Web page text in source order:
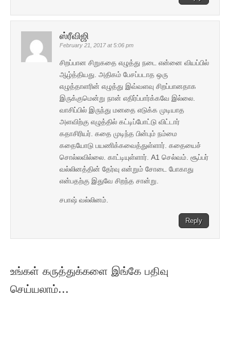
ஸ்ரீவிஜி
February 21, 2017 at 5:06 pm
சிறப்பான சிறுகதை எழுத்து நடை என்னை வியப்பில்
ஆழ்த்தியது. அதிகம் பேசப்படாத ஒரு
எழுத்தாளரின் எழுத்து இவ்வளவு சிறப்பானதாக
இருக்குமென்று நான் எதிர்ப்பார்க்கவே இல்லை.
வாசிப்பில் இருந்து மனதை எடுக்க முடியாத
அளவிற்கு எழுத்தில் கட்டிப்போட்டு விட்டார்
கதாசிரியர். கதை முடிந்த பின்பும் நம்மை
கதையோடு பயணிக்கவைத்துள்ளார். கதையைச்
சொல்லவில்லை. காட்டியுள்ளார். A1 செல்வம். சூப்பர்
வல்லினத்தின் தேர்வு என்றும் சோடை போகாது
என்பதற்கு இதுவே சிறந்த சான்று.
சபாஷ் வல்லினம்.
Reply
உங்கள் கருத்துக்களை இங்கே பதிவு
செய்யலாம்...